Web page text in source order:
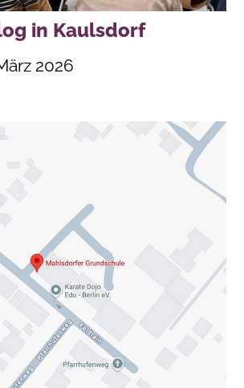
in Kaulsdorf
2026